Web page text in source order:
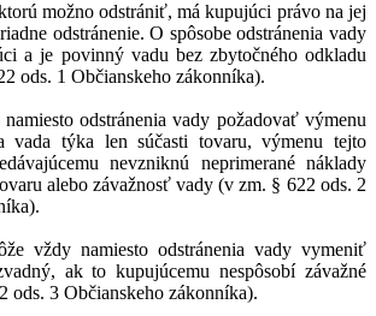
možno odstrániť, má kupujúci právo na jej
odstránenie. O spôsobe odstránenia vady
a je povinný vadu bez zbytočného odkladu
ods. 1 Občianskeho zákonníka).
odstránenia vady požadovať výmenu
vada týka len súčasti tovaru, výmenu tejto
nevzniknú neprimerané náklady
alebo závažnosť vady (v zm. § 622 ods. 2
vždy namiesto odstránenia vady vymeniť
ak to kupujúcemu nespôsobí závažné
ods. 3 Občianskeho zákonníka).